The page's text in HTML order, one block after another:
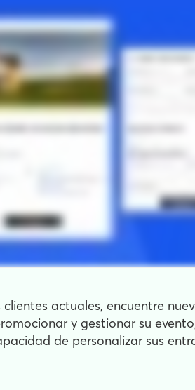
actuales, encuentre
y gestionar su
de personalizar sus